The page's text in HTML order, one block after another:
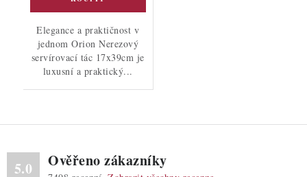
Elegance a praktičnost v
jednom Orion Nerezový
servírovací tác 17x39cm je
luxusní a praktický...
5.0 Ověřeno zákazníky